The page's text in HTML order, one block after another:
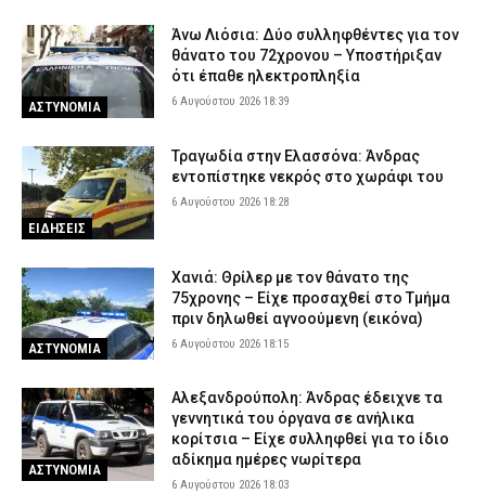
ΑΣΤΥΝΟΜΙΑ
Άνω Λιόσια: Δύο συλληφθέντες για τον
θάνατο του 72χρονου – Υποστήριξαν
ότι έπαθε ηλεκτροπληξία
6 Αυγούστου 2026 18:39
ΕΙΔΗΣΕΙΣ
Τραγωδία στην Ελασσόνα: Άνδρας
εντοπίστηκε νεκρός στο χωράφι του
6 Αυγούστου 2026 18:28
ΑΣΤΥΝΟΜΙΑ
Χανιά: Θρίλερ με τον θάνατο της
75χρονης – Είχε προσαχθεί στο Τμήμα
πριν δηλωθεί αγνοούμενη (εικόνα)
6 Αυγούστου 2026 18:15
ΑΣΤΥΝΟΜΙΑ
Αλεξανδρούπολη: Άνδρας έδειχνε τα
γεννητικά του όργανα σε ανήλικα
κορίτσια – Είχε συλληφθεί για το ίδιο
αδίκημα ημέρες νωρίτερα
6 Αυγούστου 2026 18:03